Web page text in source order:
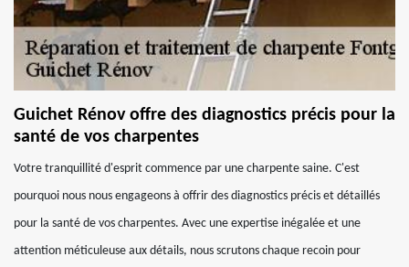
Guichet Rénov offre des diagnostics précis pour la
santé de vos charpentes
Votre tranquillité d'esprit commence par une charpente saine. C'est
pourquoi nous nous engageons à offrir des diagnostics précis et détaillés
pour la santé de vos charpentes. Avec une expertise inégalée et une
attention méticuleuse aux détails, nous scrutons chaque recoin pour